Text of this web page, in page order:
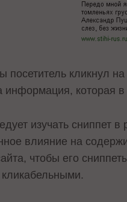
посетитель кликнул
информация, которая
изучать сниппет
влияние на
чтобы его